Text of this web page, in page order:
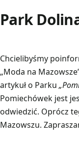
Park
Chcielibyśmy
„Moda na
artykuł o Parku
Pomiechówek jest
odwiedzić. Oprócz
Mazowszu.